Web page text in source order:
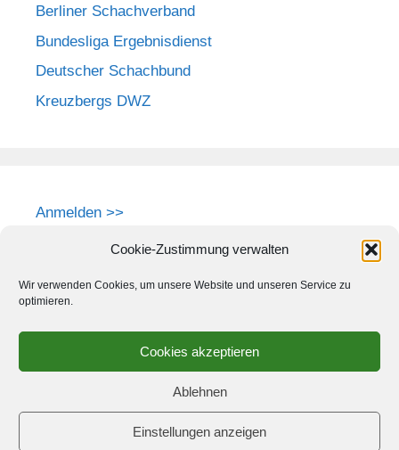
Cookie-Zustimmung verwalten
Wir verwenden Cookies, um unsere Website und unseren Service zu
optimieren.
Cookies akzeptieren
Ablehnen
Einstellungen anzeigen
Berliner Schachverband
Bundesliga Ergebnisdienst
Deutscher Schachbund
Kreuzbergs DWZ
Anmelden >>
© 2026 Schach-Club Kreuzberg e.V. GeneratePress